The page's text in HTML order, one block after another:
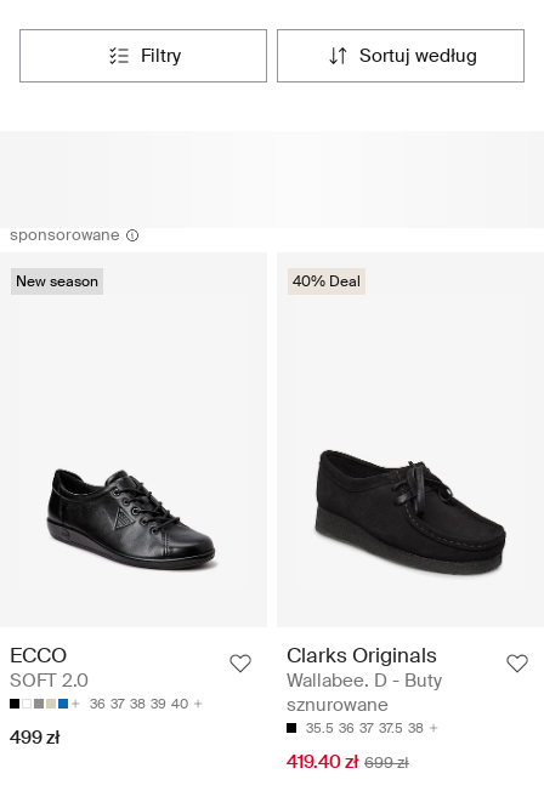
filtry sortuj według
sponsorowane
New season
ECCO
SOFT 2.0
36 37 38 39 40
499 zł
40% Deal
Clarks Originals
Wallabee. D - Buty
sznurowane
35.5 36 37 37.5 38
419.40 zł 699 zł